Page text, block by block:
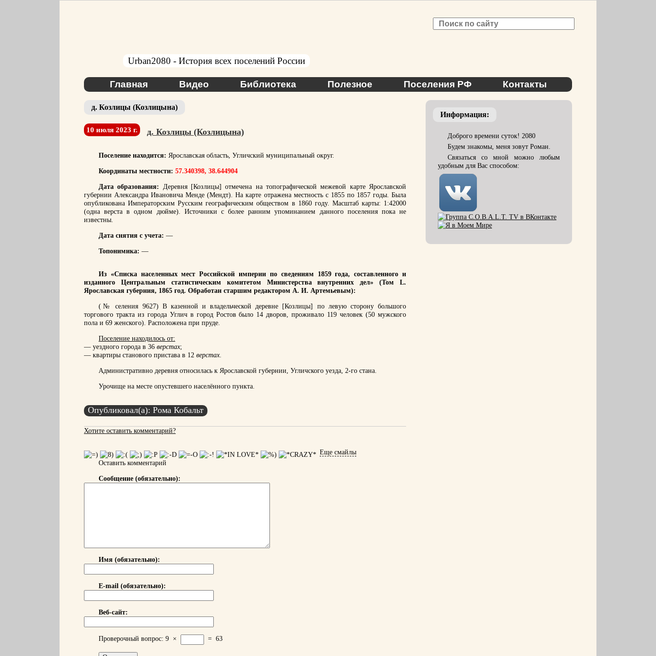
Urban2080 - История всех поселений России
Главная Видео Библиотека Полезное Поселения РФ Контакты
д. Козлицы (Козлицына)
10 июля 2023 г. д. Козлицы (Козлицына)
Поселение находится: Ярославская область, Угличский муниципальный округ.
Координаты местности: 57.340398, 38.644904
Дата образования: Деревня [Козлицы] отмечена на топографической межевой карте Ярославской
губернии Александра Ивановича Менде (Мендт). На карте отражена местность с 1855 по 1857 годы. Была
опубликована Императорским Русским географическим обществом в 1860 году. Масштаб карты: 1:42000
(одна верста в одном дюйме). Источники с более ранним упоминанием данного поселения пока не
известны.
Дата снятия с учета: —
Топонимика: —
Из «Списка населенных мест Российской империи по сведениям 1859 года, составленного и
изданного Центральным статистическим комитетом Министерства внутренних дел» (Том L.
Ярославская губерния, 1865 год. Обработан старшим редактором А. И. Артемьевым):
(№ селения 9627) В казенной и владельческой деревне [Козлицы] по левую сторону большого
торгового тракта из города Углич в город Ростов было 14 дворов, проживало 119 человек (50 мужского
пола и 69 женского). Расположена при пруде.
Поселение находилось от:
— уездного города в 36 верстах;
— квартиры станового пристава в 12 верстах.
Административно деревня относилась к Ярославской губернии, Угличского уезда, 2-го стана.
Урочище на месте опустевшего населённого пункта.
Опубликовал(а): Рома Кобальт
Хотите оставить комментарий?
Еще смайлы
Оставить комментарий
Сообщение (обязательно):
Имя (обязательно):
E-mail (обязательно):
Веб-сайт:
Проверочный вопрос: 9 × = 63
Информация:
Доброго времени суток! 2080
Будем знакомы, меня зовут Роман.
Связаться со мной можно любым
удобным для Вас способом: